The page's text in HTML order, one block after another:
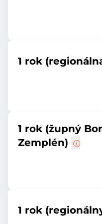
1 rok
1 rok (župný
Zemplén)
1 rok